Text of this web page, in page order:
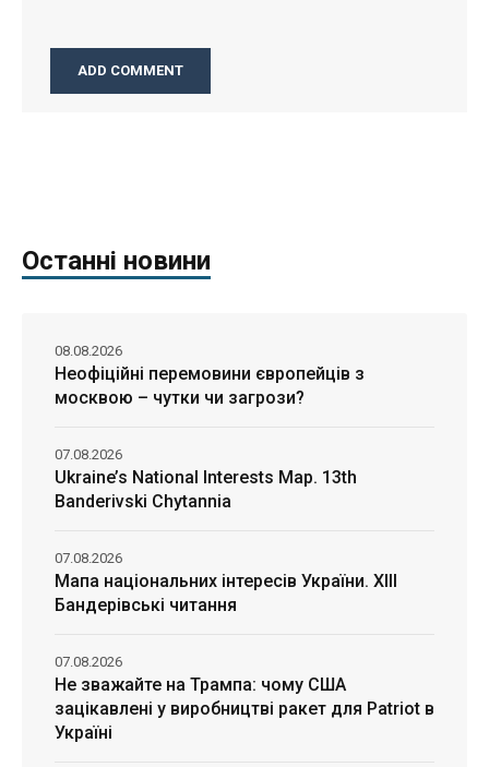
Останні новини
Неофіційні перемовини європейців з
москвою – чутки чи загрози?
08.08.2026
Ukraine’s National Interests Map. 13th
Banderivski Chytannia
07.08.2026
Мапа національних інтересів України. ХІІІ
Бандерівські читання
07.08.2026
Не зважайте на Трампа: чому США
зацікавлені у виробництві ракет для Patriot в
Україні
07.08.2026